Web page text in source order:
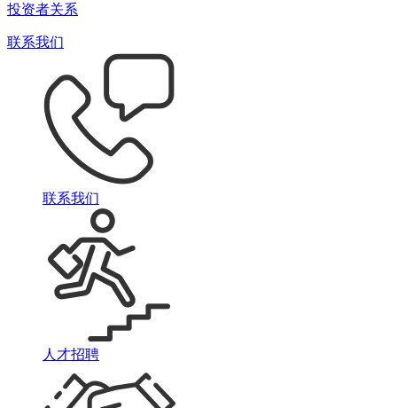
投资者关系
联系我们
联系我们
人才招聘